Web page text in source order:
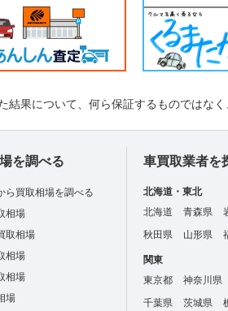
果について、何ら保証するものではなく
を調べる
ら買取相場を調べる
相場
取相場
相場
相場
場
車買取業者を
北海道・東北
北海道
青森県
秋田県
山形県
関東
東京都
神奈川県
千葉県
茨城県